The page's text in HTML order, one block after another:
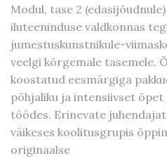
Modul, tase 2
iluteeninduse valdkonnas
jumestuskunstnikule-
veelgi kõrgemale tasemele.
koostatud eesmärgiga
põhjaliku ja intensiivset
töödes. Erinevate
väikeses koolitusgrupis
originaalse